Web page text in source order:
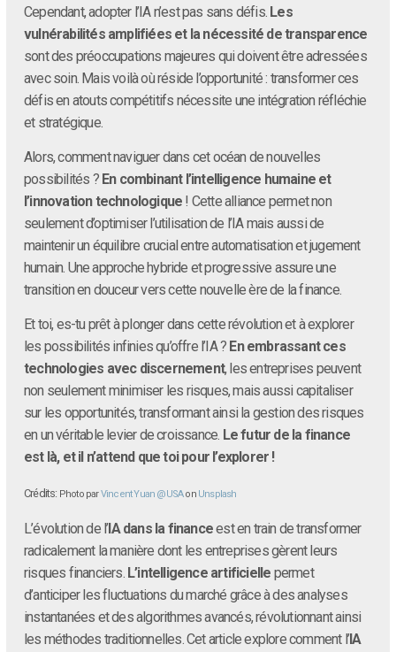
Cependant, adopter l’IA n’est pas sans défis. Les
vulnérabilités amplifiées et la nécessité de transparence
sont des préoccupations majeures qui doivent être adressées
avec soin. Mais voilà où réside l’opportunité : transformer ces
défis en atouts compétitifs nécessite une intégration réfléchie
et stratégique.
Alors, comment naviguer dans cet océan de nouvelles
possibilités ? En combinant l’intelligence humaine et
l’innovation technologique ! Cette alliance permet non
seulement d’optimiser l’utilisation de l’IA mais aussi de
maintenir un équilibre crucial entre automatisation et jugement
humain. Une approche hybride et progressive assure une
transition en douceur vers cette nouvelle ère de la finance.
Et toi, es-tu prêt à plonger dans cette révolution et à explorer
les possibilités infinies qu’offre l’IA ? En embrassant ces
technologies avec discernement, les entreprises peuvent
non seulement minimiser les risques, mais aussi capitaliser
sur les opportunités, transformant ainsi la gestion des risques
en un véritable levier de croissance. Le futur de la finance
est là, et il n’attend que toi pour l’explorer !
Crédits: Photo parVincent Yuan @USAon Unsplash
L’évolution de l’ IA dans la financeest en train de transformer
radicalement la manière dont les entreprises gèrent leurs
risques financiers. L’intelligence artificielle permet
d’anticiper les fluctuations du marché grâce à des analyses
instantanées et des algorithmes avancés, révolutionnant ainsi
les méthodes traditionnelles. Cet article explore comment l’IA